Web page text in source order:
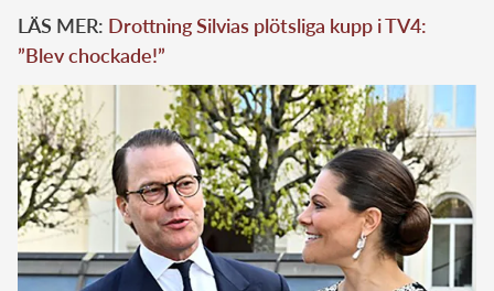
LÄS MER: Drottning Silvias plötsliga kupp i TV4:
”Blev chockade!”